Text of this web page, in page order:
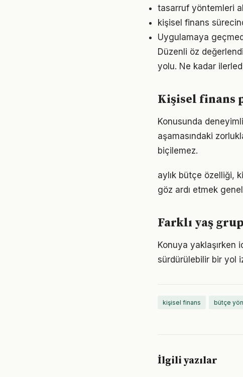
tasarruf yöntemleri
kişisel finans
Uygulamaya
Düzenli öz
yolu. Ne kadar
Kişisel finans
Konusunda
aşamasındaki
biçilemez.
aylık bütçe özelliği,
göz ardı etmek
Farklı yaş
Konuya yaklaşırken
sürdürülebilir bir yol
kişisel finans bütçe
İlgili yazılar